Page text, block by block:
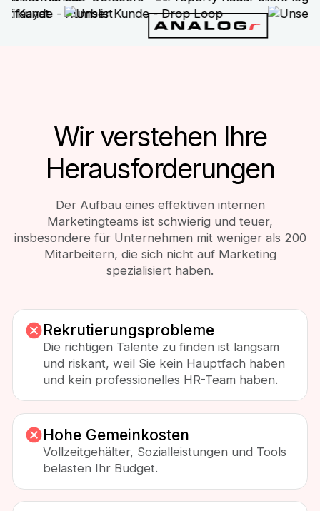
Wir verstehen Ihre
Herausforderungen
Der Aufbau eines effektiven internen
Marketingteams ist schwierig und teuer,
insbesondere für Unternehmen mit weniger als 200
Mitarbeitern, die sich nicht auf Marketing
spezialisiert haben.
Rekrutierungsprobleme
Die richtigen Talente zu finden ist langsam
und riskant, weil Sie kein Hauptfach haben
und kein professionelles HR-Team haben.
Hohe Gemeinkosten
Vollzeitgehälter, Sozialleistungen und Tools
belasten Ihr Budget.